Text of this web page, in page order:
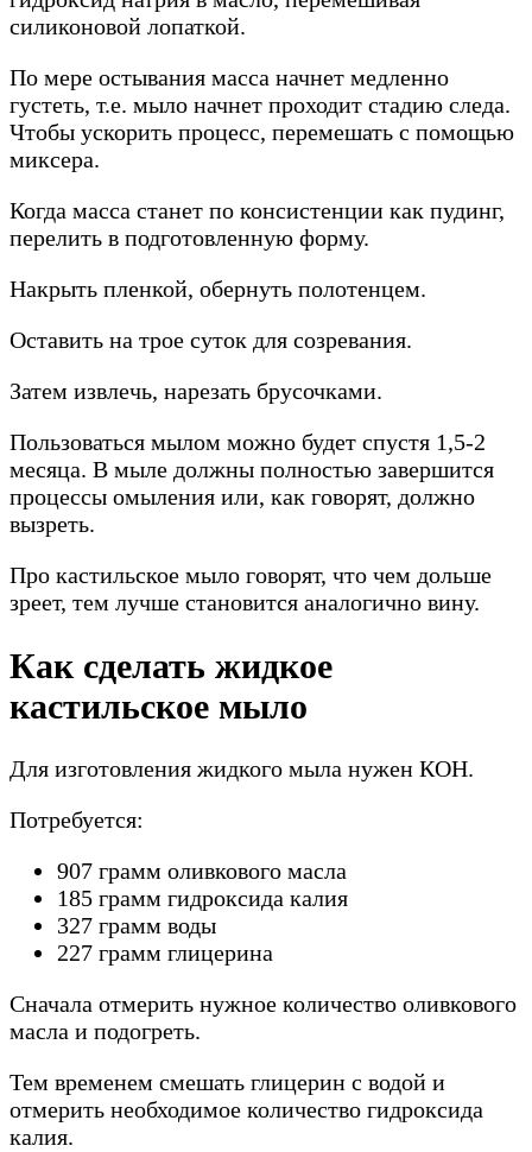
силиконовой лопаткой.
По мере остывания масса начнет медленно
густеть, т.е. мыло начнет проходит стадию следа.
Чтобы ускорить процесс, перемешать с помощью
миксера.
Когда масса станет по консистенции как пудинг,
перелить в подготовленную форму.
Накрыть пленкой, обернуть полотенцем.
Оставить на трое суток для созревания.
Затем извлечь, нарезать брусочками.
Пользоваться мылом можно будет спустя 1,5-2
месяца. В мыле должны полностью завершится
процессы омыления или, как говорят, должно
вызреть.
Про кастильское мыло говорят, что чем дольше
зреет, тем лучше становится аналогично вину.
Как сделать жидкое
кастильское мыло
Для изготовления жидкого мыла нужен КОН.
Потребуется:
907 грамм оливкового масла
185 грамм гидроксида калия
327 грамм воды
227 грамм глицерина
Сначала отмерить нужное количество оливкового
масла и подогреть.
Тем временем смешать глицерин с водой и
отмерить необходимое количество гидроксида
калия.